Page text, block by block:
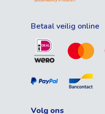
Betaal veilig online
Volg ons